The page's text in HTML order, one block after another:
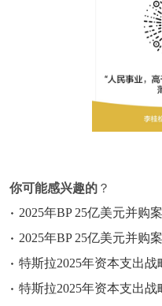
你可能感兴趣的 ？
2025年BP 25亿美元并购
2025年BP 25亿美元并购
特斯拉2025年资本支出战
特斯拉2025年资本支出战